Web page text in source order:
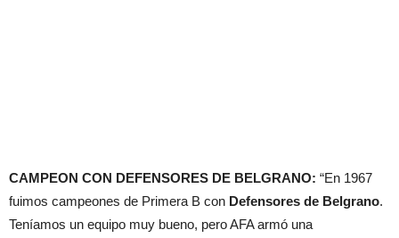
CAMPEON CON DEFENSORES DE BELGRANO: “En 1967
fuimos campeones de Primera B con Defensores de Belgrano.
Teníamos un equipo muy bueno, pero AFA armó una